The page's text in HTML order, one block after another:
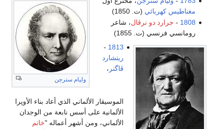
وليام سترجن
، شاعر
1813
-
ريتشارد
ڤاگنر،
الموسيقار الألماني الذي أعاد بناء الأوپرا
الألمانية على أسس نابعة من الوجدان
الألماني، ومن أشهر أعماله "خاتم